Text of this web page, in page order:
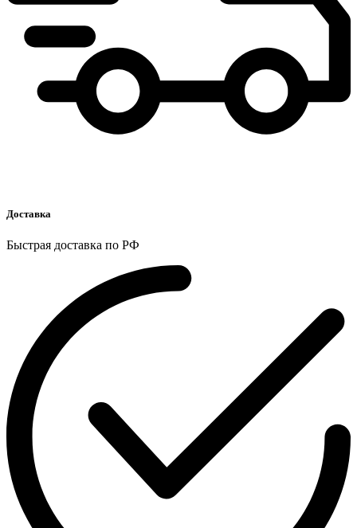
Доставка
Быстрая доставка по РФ